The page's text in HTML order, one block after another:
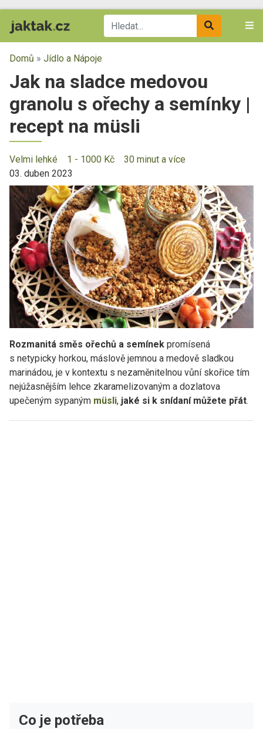
Domů » Jídlo a Nápoje
Jak na sladce medovou
granolu s ořechy a semínky |
recept na müsli
Velmi lehké 1 - 1000 Kč
30 minut a více
03. duben 2023
Rozmanitá směs ořechů a semínek promísená
s netypicky horkou, máslově jemnou a medově sladkou
marinádou, je v kontextu s nezaměnitelnou vůní skořice tím
nejúžasnějším lehce zkaramelizovaným a dozlatova
upečeným sypaným müsli, jaké si k snídaní můžete přát.
Co je potřeba